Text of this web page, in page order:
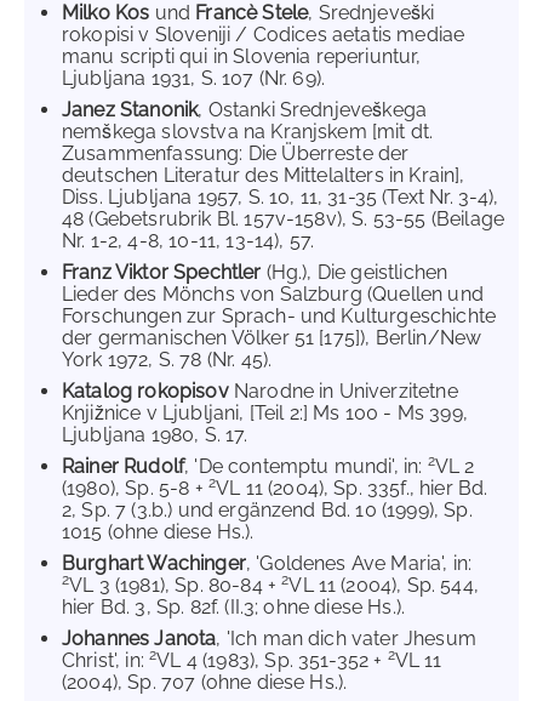
Milko Kos und Francè Stele, Srednjeveški
rokopisi v Sloveniji / Codices aetatis mediae
manu scripti qui in Slovenia reperiuntur,
Ljubljana 1931, S. 107 (Nr. 69).
Janez Stanonik, Ostanki Srednjeveškega
nemškega slovstva na Kranjskem [mit dt.
Zusammenfassung: Die Überreste der
deutschen Literatur des Mittelalters in Krain],
Diss. Ljubljana 1957, S. 10, 11, 31-35 (Text Nr. 3-4),
48 (Gebetsrubrik Bl. 157v-158v), S. 53-55 (Beilage
Nr. 1-2, 4-8, 10-11, 13-14), 57.
Franz Viktor Spechtler (Hg.), Die geistlichen
Lieder des Mönchs von Salzburg (Quellen und
Forschungen zur Sprach- und Kulturgeschichte
der germanischen Völker 51 [175]), Berlin/New
York 1972, S. 78 (Nr. 45).
Katalog rokopisovNarodne in Univerzitetne
Knjižnice v Ljubljani, [Teil 2:] Ms 100 - Ms 399,
Ljubljana 1980, S. 17.
Rainer Rudolf, 'De contemptu mundi', in: 2VL 2
(1980), Sp. 5-8 + 2VL 11 (2004), Sp. 335f., hier Bd.
2, Sp. 7 (3.b.) und ergänzend Bd. 10 (1999), Sp.
1015 (ohne diese Hs.).
Burghart Wachinger, 'Goldenes Ave Maria', in:
2VL 3 (1981), Sp. 80-84 +2VL 11 (2004), Sp. 544,
hier Bd. 3, Sp. 82f. (II.3; ohne diese Hs.).
Johannes Janota, 'Ich man dich vater Jhesum
Christ', in:2VL 4 (1983), Sp. 351-352 + 2VL 11
(2004), Sp. 707 (ohne diese Hs.).